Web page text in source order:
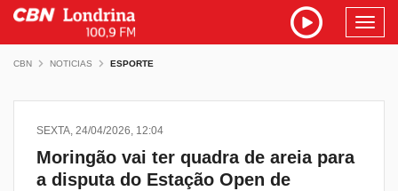
CBN NOTICIAS ESPORTE
SEXTA, 24/04/2026, 12:04
Moringão vai ter quadra de areia para
a disputa do Estação Open de